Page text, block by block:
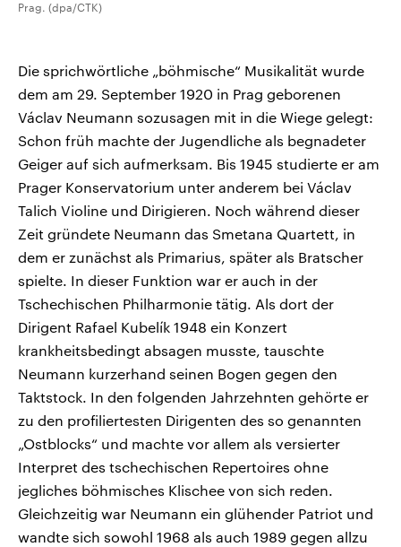
Prag. (dpa/CTK)
Die sprichwörtliche „böhmische“ Musikalität wurde
dem am 29. September 1920 in Prag geborenen
Václav Neumann sozusagen mit in die Wiege gelegt:
Schon früh machte der Jugendliche als begnadeter
Geiger auf sich aufmerksam. Bis 1945 studierte er am
Prager Konservatorium unter anderem bei Václav
Talich Violine und Dirigieren. Noch während dieser
Zeit gründete Neumann das Smetana Quartett, in
dem er zunächst als Primarius, später als Bratscher
spielte. In dieser Funktion war er auch in der
Tschechischen Philharmonie tätig. Als dort der
Dirigent Rafael Kubelík 1948 ein Konzert
krankheitsbedingt absagen musste, tauschte
Neumann kurzerhand seinen Bogen gegen den
Taktstock. In den folgenden Jahrzehnten gehörte er
zu den profiliertesten Dirigenten des so genannten
„Ostblocks“ und machte vor allem als versierter
Interpret des tschechischen Repertoires ohne
jegliches böhmisches Klischee von sich reden.
Gleichzeitig war Neumann ein glühender Patriot und
wandte sich sowohl 1968 als auch 1989 gegen allzu